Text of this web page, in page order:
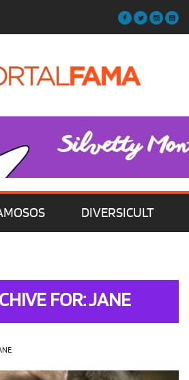
DIVERSICULT
EU QUERO!
FOR: JANE